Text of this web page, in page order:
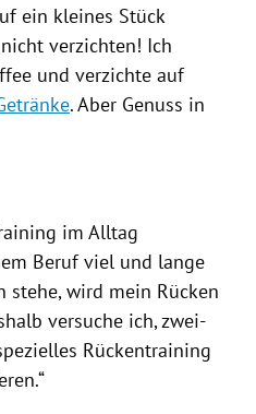
ein kleines Stück
verzichten! Ich
und verzichte auf
. Aber Genuss in
im Alltag
Beruf viel und lange
stehe, wird mein Rücken
versuche ich, zwei-
Rückentraining